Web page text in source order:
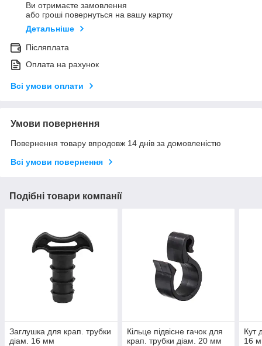
Ви отримаєте замовлення
або гроші повернуться на вашу картку
Детальніше
Післяплата
Оплата на рахунок
Всі умови оплати
Умови повернення
Повернення товару впродовж 14 днів за домовленістю
Всі умови повернення
Подібні товари компанії
Заглушка для крап. трубки
діам. 16 мм
Кільце підвісне гачок для
крап. трубки діам. 20 мм
Кут
16